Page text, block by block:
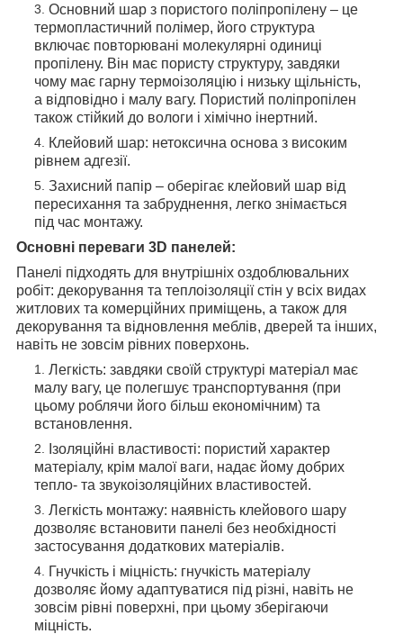
Основний шар з пористого поліпропілену – це
термопластичний полімер, його структура
включає повторювані молекулярні одиниці
пропілену. Він має пористу структуру, завдяки
чому має гарну термоізоляцію і низьку щільність,
а відповідно і малу вагу. Пористий поліпропілен
також стійкий до вологи і хімічно інертний.
Клейовий шар: нетоксична основа з високим
рівнем адгезії.
Захисний папір – оберігає клейовий шар від
пересихання та забруднення, легко знімається
під час монтажу.
Основні переваги 3D панелей:
Панелі підходять для внутрішніх оздоблювальних
робіт: декорування та теплоізоляції стін у всіх видах
житлових та комерційних приміщень, а також для
декорування та відновлення меблів, дверей та інших,
навіть не зовсім рівних поверхонь.
Легкість: завдяки своїй структурі матеріал має
малу вагу, це полегшує транспортування (при
цьому роблячи його більш економічним) та
встановлення.
Ізоляційні властивості: пористий характер
матеріалу, крім малої ваги, надає йому добрих
тепло- та звукоізоляційних властивостей.
Легкість монтажу: наявність клейового шару
дозволяє встановити панелі без необхідності
застосування додаткових матеріалів.
Гнучкість і міцність: гнучкість матеріалу
дозволяє йому адаптуватися під різні, навіть не
зовсім рівні поверхні, при цьому зберігаючи
міцність.